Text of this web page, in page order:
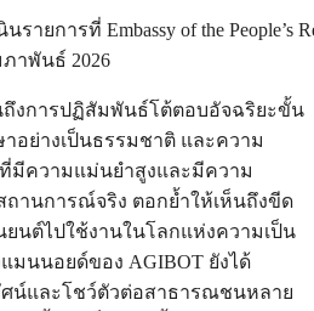
รายการที่ Embassy of the
าพันธ์ 2026
งการปฏิสัมพันธ์โต้ตอบอัจฉริยะขั้น
อย่างเป็นธรรมชาติ และความ
มีความแม่นยำสูงและมีความ
ถานการณ์จริง ตอกย้ำให้เห็นถึงขีด
นต์ไปใช้งานในโลกแห่งความเป็น
มนนอยด์ของ AGIBOT ยังได้
น์และโชว์ตัวต่อสาธารณชนหลาย